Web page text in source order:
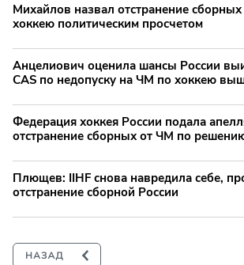
Михайлов назвал отстранение
хоккею политическим просчетом
Анцелиович оценила шансы России
CAS по недопуску на ЧМ по хоккею
Федерация хоккея России подала
отстранение сборных от ЧМ по
Плющев: IIHF снова навредила себе,
отстранение сборной России